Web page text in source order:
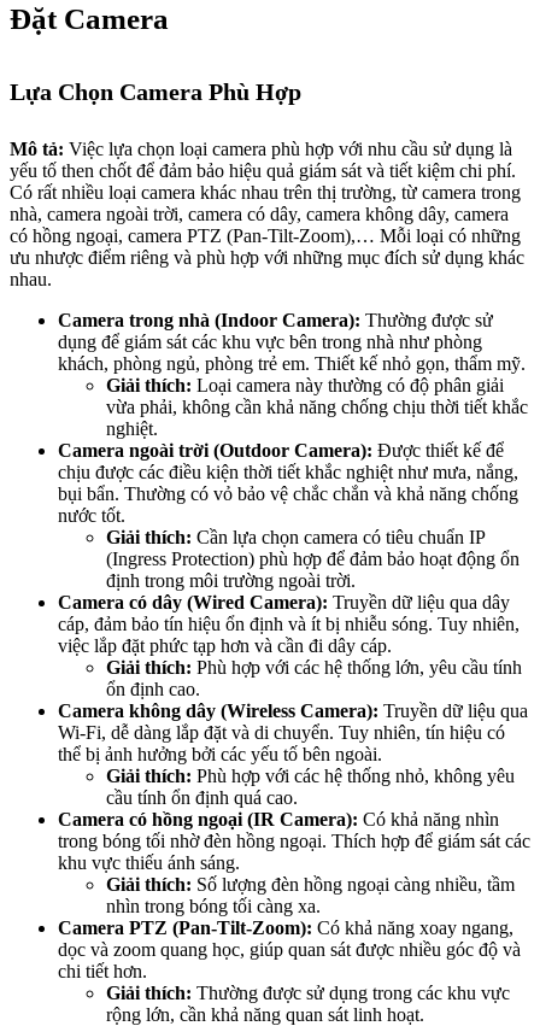
Đặt Camera
Lựa Chọn Camera Phù Hợp
Mô tả: Việc lựa chọn loại camera phù hợp với nhu cầu sử dụng là
yếu tố then chốt để đảm bảo hiệu quả giám sát và tiết kiệm chi phí.
Có rất nhiều loại camera khác nhau trên thị trường, từ camera trong
nhà, camera ngoài trời, camera có dây, camera không dây, camera
có hồng ngoại, camera PTZ (Pan-Tilt-Zoom),… Mỗi loại có những
ưu nhược điểm riêng và phù hợp với những mục đích sử dụng khác
nhau.
Camera trong nhà (Indoor Camera): Thường được sử
dụng để giám sát các khu vực bên trong nhà như phòng
khách, phòng ngủ, phòng trẻ em. Thiết kế nhỏ gọn, thẩm mỹ.
Giải thích: Loại camera này thường có độ phân giải
vừa phải, không cần khả năng chống chịu thời tiết khắc
nghiệt.
Camera ngoài trời (Outdoor Camera): Được thiết kế để
chịu được các điều kiện thời tiết khắc nghiệt như mưa, nắng,
bụi bẩn. Thường có vỏ bảo vệ chắc chắn và khả năng chống
nước tốt.
Giải thích: Cần lựa chọn camera có tiêu chuẩn IP
(Ingress Protection) phù hợp để đảm bảo hoạt động ổn
định trong môi trường ngoài trời.
Camera có dây (Wired Camera): Truyền dữ liệu qua dây
cáp, đảm bảo tín hiệu ổn định và ít bị nhiễu sóng. Tuy nhiên,
việc lắp đặt phức tạp hơn và cần đi dây cáp.
Giải thích: Phù hợp với các hệ thống lớn, yêu cầu tính
ổn định cao.
Camera không dây (Wireless Camera): Truyền dữ liệu qua
Wi-Fi, dễ dàng lắp đặt và di chuyển. Tuy nhiên, tín hiệu có
thể bị ảnh hưởng bởi các yếu tố bên ngoài.
Giải thích: Phù hợp với các hệ thống nhỏ, không yêu
cầu tính ổn định quá cao.
Camera có hồng ngoại (IR Camera): Có khả năng nhìn
trong bóng tối nhờ đèn hồng ngoại. Thích hợp để giám sát các
khu vực thiếu ánh sáng.
Giải thích: Số lượng đèn hồng ngoại càng nhiều, tầm
nhìn trong bóng tối càng xa.
Camera PTZ (Pan-Tilt-Zoom): Có khả năng xoay ngang,
dọc và zoom quang học, giúp quan sát được nhiều góc độ và
chi tiết hơn.
Giải thích: Thường được sử dụng trong các khu vực
rộng lớn, cần khả năng quan sát linh hoạt.